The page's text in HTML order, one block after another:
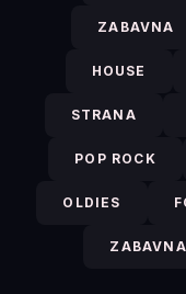
ZABAVNA
HOUSE
STRANA
POP ROCK
OLDIES